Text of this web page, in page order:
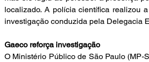
localizado. A polícia científica realizou
investigação conduzida pela Delegacia
Gaeco reforça investigação
O Ministério Público de São Paulo